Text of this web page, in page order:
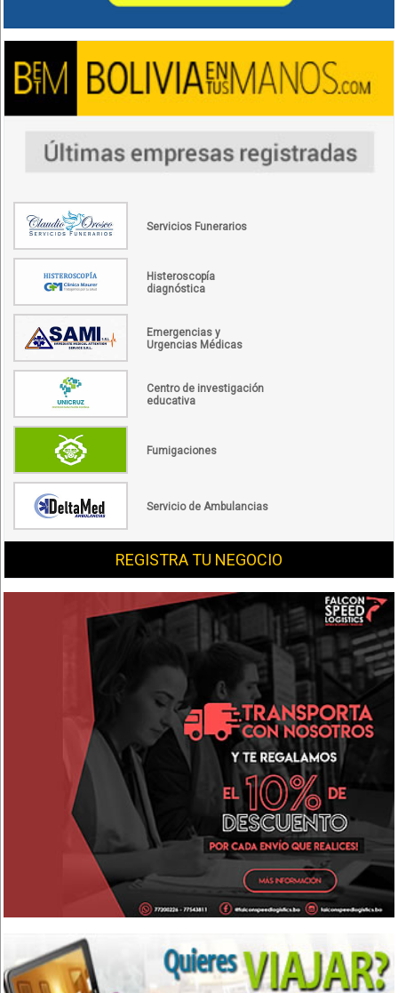
Servicios Funerarios
Histeroscopía
diagnóstica
Emergencias y
Urgencias Médicas
Centro de investigación
educativa
Fumigaciones
Servicio de Ambulancias
REGISTRA TU NEGOCIO